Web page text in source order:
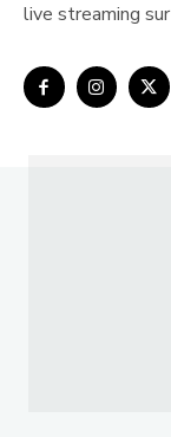
live streaming